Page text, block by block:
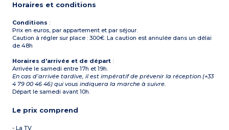
Horaires et conditions
Conditions :
Prix en euros, par appartement et par séjour.
Caution à régler sur place : 300€. La caution est annulée dans un délai
de 48h
Horaires d'arrivée et de départ :
Arrivée le samedi entre 17h et 19h.
En cas d’arrivée tardive, il est impératif de prévenir la réception (+33
4 79 00 46 46) qui vous indiquera la marche à suivre.
Départ le samedi avant 10h.
Le prix comprend
- La TV